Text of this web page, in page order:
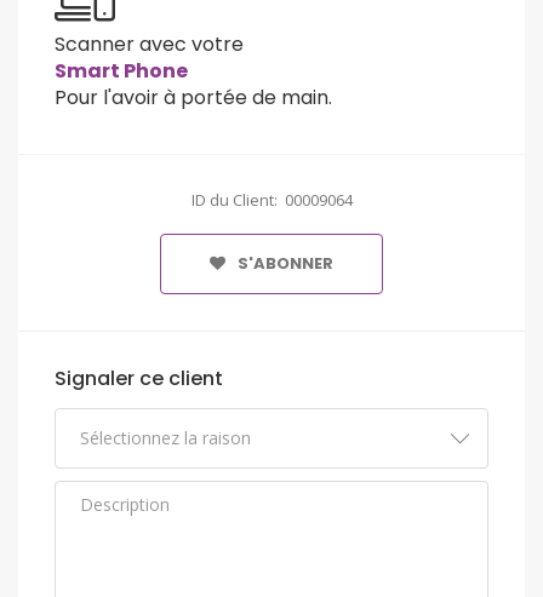
Scanner avec votre
Smart Phone
Pour l'avoir à portée de main.
ID du Client: 00009064
S'ABONNER
Signaler ce client